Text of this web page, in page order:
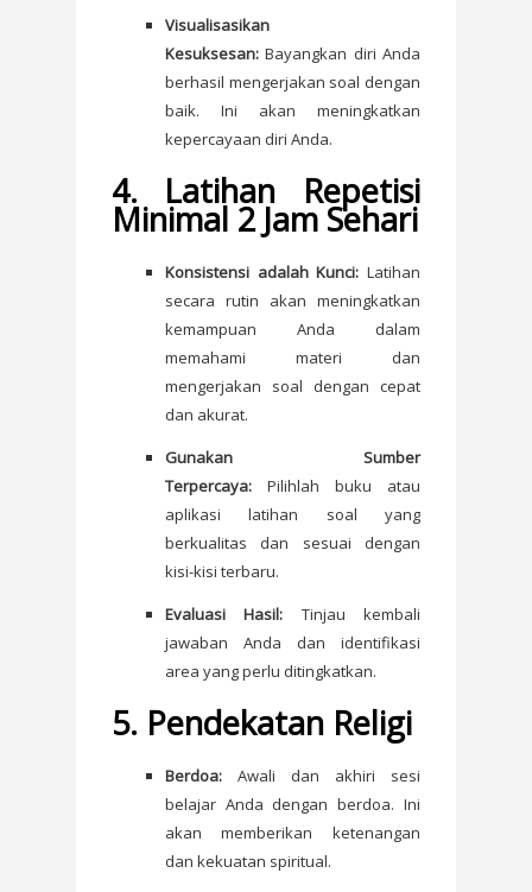
Visualisasikan
Kesuksesan: Bayangkan diri Anda
berhasil mengerjakan soal dengan
baik. Ini akan meningkatkan
kepercayaan diri Anda.
4. Latihan Repetisi
Minimal 2 Jam Sehari
Konsistensi adalah Kunci: Latihan
secara rutin akan meningkatkan
kemampuan Anda dalam
memahami materi dan
mengerjakan soal dengan cepat
dan akurat.
Gunakan Sumber
Terpercaya: Pilihlah buku atau
aplikasi latihan soal yang
berkualitas dan sesuai dengan
kisi-kisi terbaru.
Evaluasi Hasil: Tinjau kembali
jawaban Anda dan identifikasi
area yang perlu ditingkatkan.
5. Pendekatan Religi
Berdoa: Awali dan akhiri sesi
belajar Anda dengan berdoa. Ini
akan memberikan ketenangan
dan kekuatan spiritual.